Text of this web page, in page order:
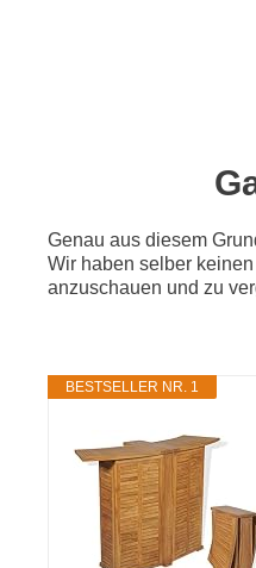
Genau aus diesem
Wir haben selber keinen
anzuschauen und zu
BESTSELLER NR. 1